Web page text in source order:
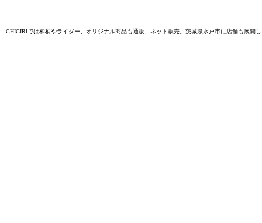
CHIGIRIでは和柄やライダー、オリジナル商品も通販、ネット販売。茨城県水戸市に店舗も展開